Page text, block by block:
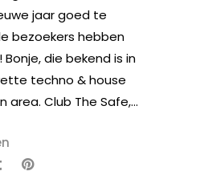
jaar goed te
bezoekers hebben
die bekend is in
techno & house
Club The Safe,...